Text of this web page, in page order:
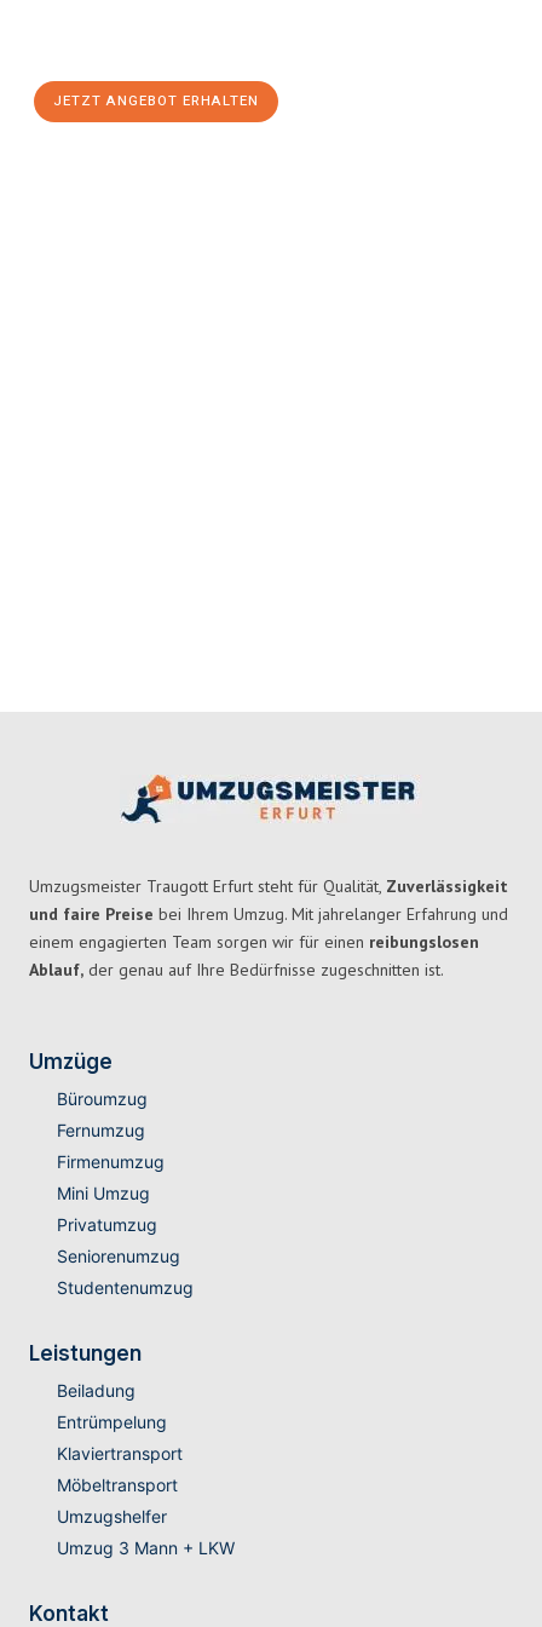
JETZT ANGEBOT ERHALTEN
Umzugsmeister Traugott Erfurt steht für Qualität, Zuverlässigkeit
und faire Preise bei Ihrem Umzug. Mit jahrelanger Erfahrung und
einem engagierten Team sorgen wir für einen reibungslosen
Ablauf, der genau auf Ihre Bedürfnisse zugeschnitten ist.
Umzüge
Büroumzug
Fernumzug
Firmenumzug
Mini Umzug
Privatumzug
Seniorenumzug
Studentenumzug
Leistungen
Beiladung
Entrümpelung
Klaviertransport
Möbeltransport
Umzugshelfer
Umzug 3 Mann + LKW
Kontakt